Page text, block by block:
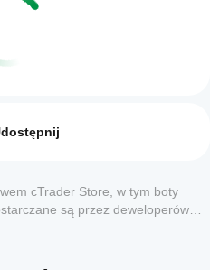
cTrader Store, w tym boty
są przez deweloperów
w celach informacyjnych